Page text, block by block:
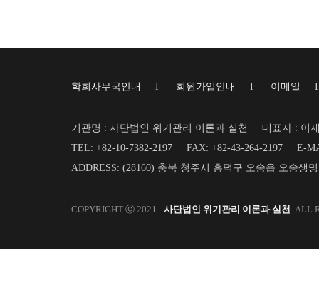
학회사무국안내 I 회원가입안내 I 이메일
기관명 : 사단법인 위기관리 이론과 실천
대표자 : 이
TEL: +82-10-7382-2197
FAX: +82-43-264-2197
E-
ADDRESS: (28160) 충북 청주시 흥덕구 오송읍 오송생
COPYRIGHT ⓒ 2021 - 사단법인 위기관리 이론과 실천. ALL